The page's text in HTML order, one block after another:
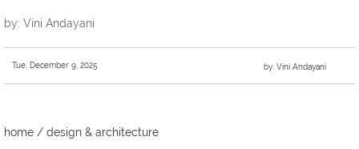
by: Vini Andayani
Tue, December 9, 2025 by: Vini Andayani
home / design & architecture